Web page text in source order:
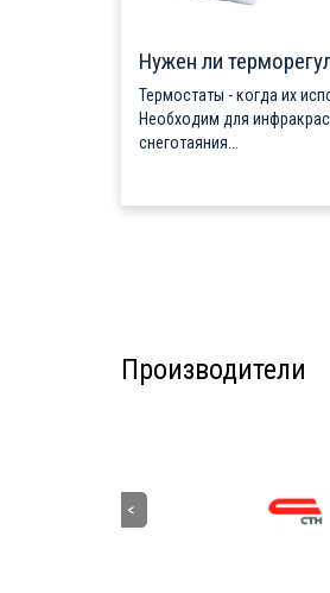
Нужен ли
Термостаты - когда их
Необходим для
снеготаяния...
Производители